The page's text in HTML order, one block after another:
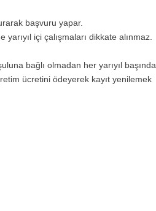
başvuru yapar.
içi çalışmaları dikkate alınmaz.
bağlı olmadan her yarıyıl başında
ücretini ödeyerek kayıt yenilemek